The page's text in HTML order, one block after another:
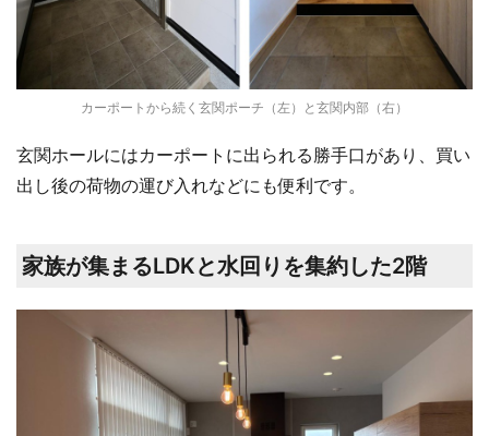
カーポートから続く玄関ポーチ（左）と玄関内部（右）
玄関ホールにはカーポートに出られる勝手口があり、買い
出し後の荷物の運び入れなどにも便利です。
家族が集まるLDKと水回りを集約した2階